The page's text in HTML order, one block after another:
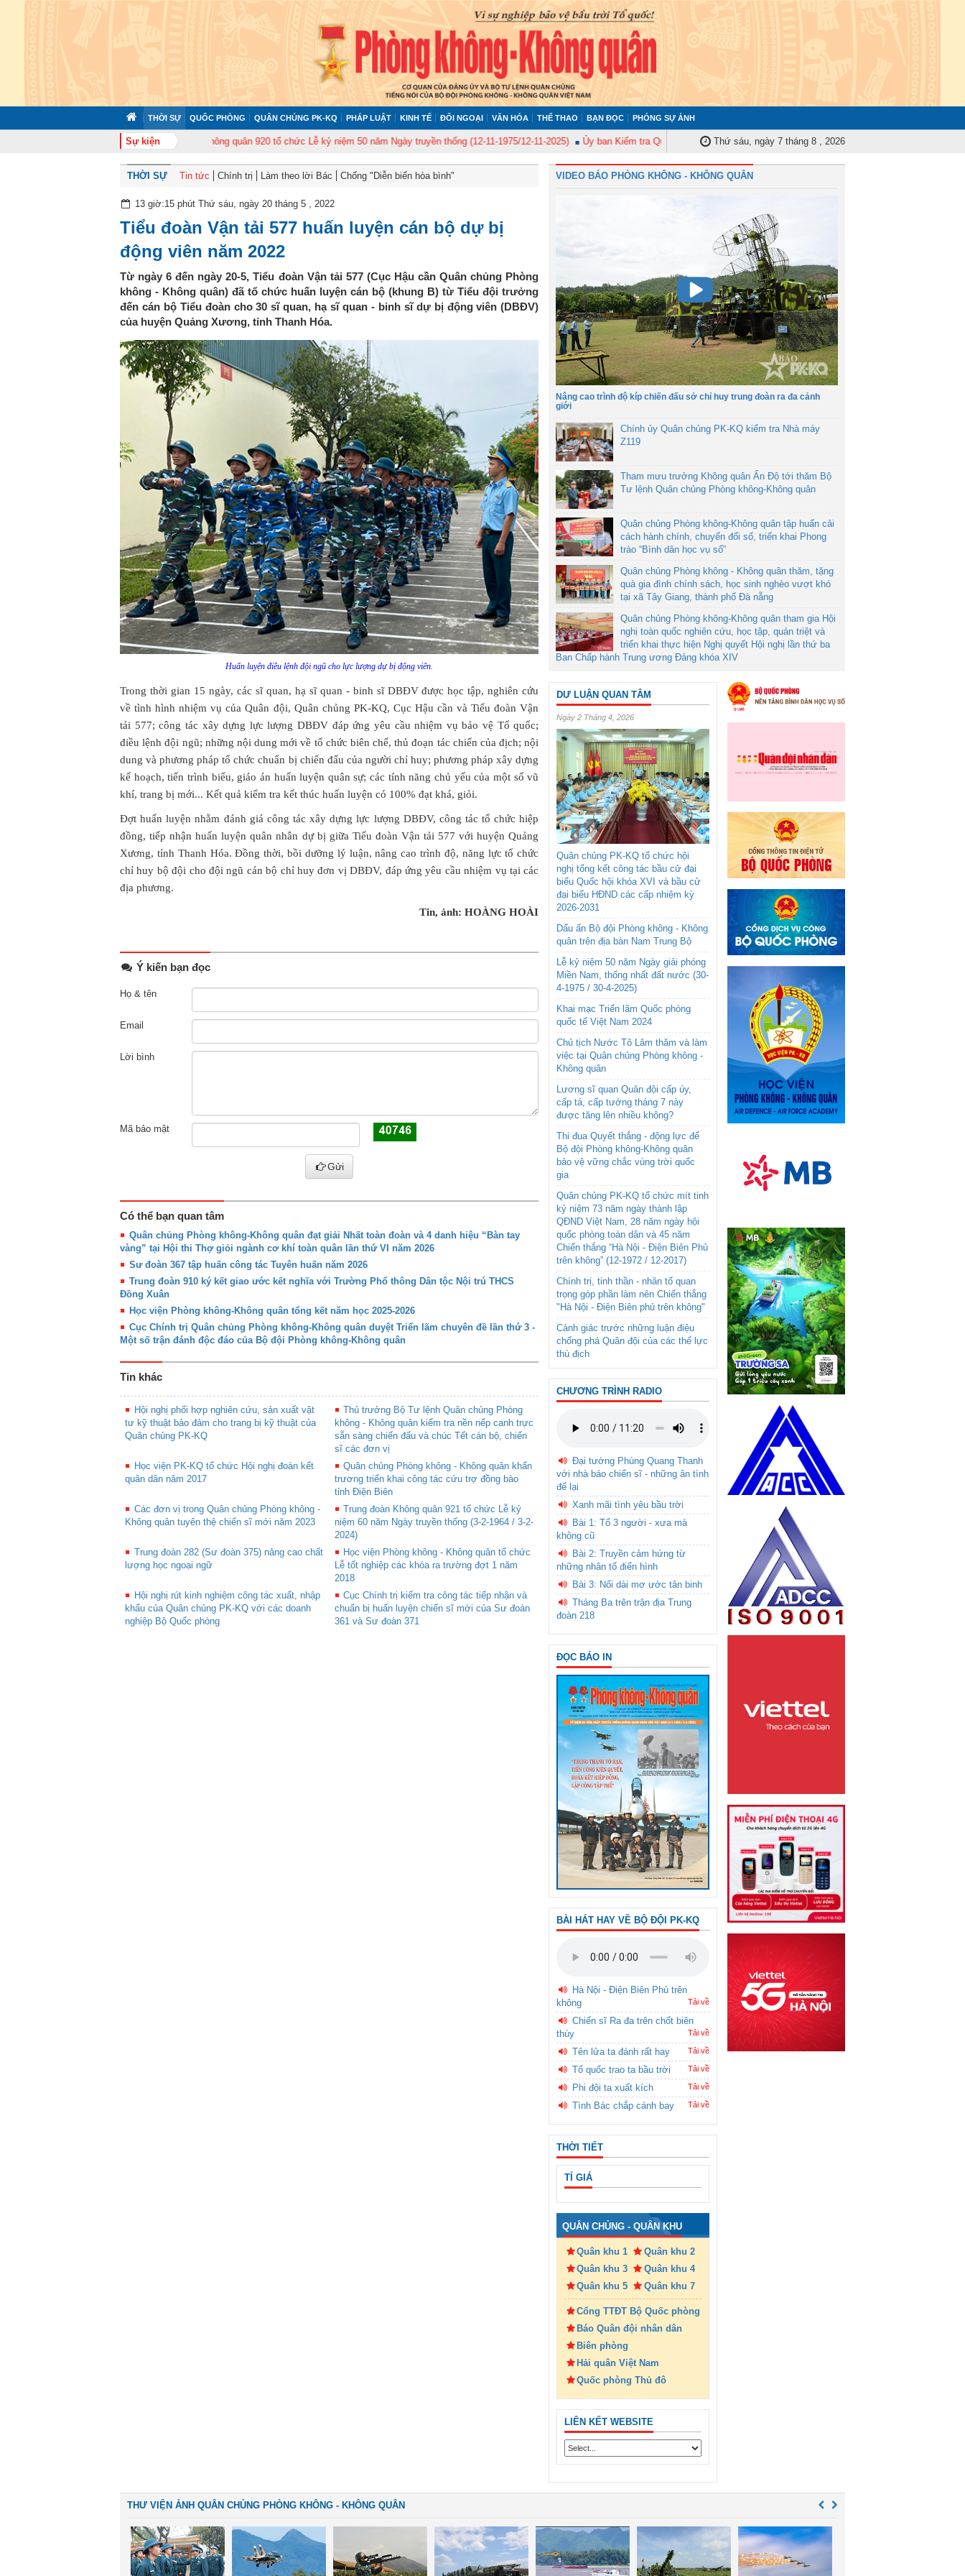
THỜI SỰ QUỐC PHÒNG QUÂN CHỦNG PK-KQ PHÁP LUẬT KINH TẾ ĐỐI NGOẠI VĂN HÓA THỂ THAO BẠN ĐỌC PHÓNG SỰ ẢNH
Sự kiện
Trung đoàn Không quân 920 tổ chức Lễ kỷ niệm 50 năm Ngày truyền thống (12-11-1975/12-11-2025) Ủy ban Kiểm tra Quân ủy Trung ương tập huấn nghiệp vụ công tác kiểm tra, giám sát năm 2025
Thứ sáu, ngày 7 tháng 8 , 2026
THỜI SỰ Tin tức Chính trị Làm theo lời Bác Chống "Diễn biến hòa bình"
13 giờ:15 phút Thứ sáu, ngày 20 tháng 5 , 2022
Tiểu đoàn Vận tải 577 huấn luyện cán bộ dự bị
động viên năm 2022
Từ ngày 6 đến ngày 20-5, Tiểu đoàn Vận tải 577 (Cục Hậu cần Quân chủng Phòng
không - Không quân) đã tổ chức huấn luyện cán bộ (khung B) từ Tiểu đội trưởng
đến cán bộ Tiểu đoàn cho 30 sĩ quan, hạ sĩ quan - binh sĩ dự bị động viên (DBĐV)
của huyện Quảng Xương, tỉnh Thanh Hóa.
Huấn luyện điều lệnh đội ngũ cho lực lượng dự bị động viên.
Trong thời gian 15 ngày, các sĩ quan, hạ sĩ quan - binh sĩ DBĐV được học tập, nghiên cứu
về tình hình nhiệm vụ của Quân đội, Quân chủng PK-KQ, Cục Hậu cần và Tiểu đoàn Vận
tải 577; công tác xây dựng lực lượng DBĐV đáp ứng yêu cầu nhiệm vụ bảo vệ Tổ quốc;
điều lệnh đội ngũ; những nội dung mới về tổ chức biên chế, thủ đoạn tác chiến của địch; nội
dung và phương pháp tổ chức chuẩn bị chiến đấu của người chỉ huy; phương pháp xây dựng
kế hoạch, tiến trình biểu, giáo án huấn luyện quân sự; các tính năng chủ yếu của một số vũ
khí, trang bị mới... Kết quả kiểm tra kết thúc huấn luyện có 100% đạt khá, giỏi.
Đợt huấn luyện nhằm đánh giá công tác xây dựng lực lượng DBĐV, công tác tổ chức hiệp
đồng, tiếp nhận huấn luyện quân nhân dự bị giữa Tiểu đoàn Vận tải 577 với huyện Quảng
Xương, tỉnh Thanh Hóa. Đồng thời, bồi dưỡng lý luận, nâng cao trình độ, năng lực tổ chức
chỉ huy bộ đội cho đội ngũ cán bộ chỉ huy đơn vị DBĐV, đáp ứng yêu cầu nhiệm vụ tại các
địa phương.
Tin, ảnh: HOÀNG HOÀI
Ý kiến bạn đọc
Họ & tên
Email
Lời bình
Mã bảo mật
Gửi
Có thể bạn quan tâm
Quân chủng Phòng không-Không quân đạt giải Nhất toàn đoàn và 4 danh hiệu “Bàn tay
vàng” tại Hội thi Thợ giỏi ngành cơ khí toàn quân lần thứ VI năm 2026
Sư đoàn 367 tập huấn công tác Tuyên huấn năm 2026
Trung đoàn 910 ký kết giao ước kết nghĩa với Trường Phổ thông Dân tộc Nội trú THCS
Đồng Xuân
Học viện Phòng không-Không quân tổng kết năm học 2025-2026
Cục Chính trị Quân chủng Phòng không-Không quân duyệt Triển lãm chuyên đề lần thứ 3 -
Một số trận đánh độc đáo của Bộ đội Phòng không-Không quân
Tin khác
Hội nghị phối hợp nghiên cứu, sản xuất vật
tư kỹ thuật bảo đảm cho trang bị kỹ thuật của
Quân chủng PK-KQ
Thủ trưởng Bộ Tư lệnh Quân chủng Phòng
không - Không quân kiểm tra nền nếp canh trực
sẵn sàng chiến đấu và chúc Tết cán bộ, chiến
sĩ các đơn vị
Học viện PK-KQ tổ chức Hội nghị đoàn kết
quân dân năm 2017
Quân chủng Phòng không - Không quân khẩn
trương triển khai công tác cứu trợ đồng bào
tỉnh Điện Biên
Các đơn vị trong Quân chủng Phòng không -
Không quân tuyên thệ chiến sĩ mới năm 2023
Trung đoàn Không quân 921 tổ chức Lễ kỷ
niệm 60 năm Ngày truyền thống (3-2-1964 / 3-2-
2024)
Trung đoàn 282 (Sư đoàn 375) nâng cao chất
lượng học ngoại ngữ
Học viện Phòng không - Không quân tổ chức
Lễ tốt nghiệp các khóa ra trường đợt 1 năm
2018
Hội nghị rút kinh nghiệm công tác xuất, nhập
khẩu của Quân chủng PK-KQ với các doanh
nghiệp Bộ Quốc phòng
Cục Chính trị kiểm tra công tác tiếp nhận và
chuẩn bị huấn luyện chiến sĩ mới của Sư đoàn
361 và Sư đoàn 371
VIDEO BÁO PHÒNG KHÔNG - KHÔNG QUÂN
Nâng cao trình độ kíp chiến đấu sở chỉ huy trung đoàn ra đa cảnh
giới
Chính ủy Quân chủng PK-KQ kiểm tra Nhà máy
Z119
Tham mưu trưởng Không quân Ấn Độ tới thăm Bộ
Tư lệnh Quân chủng Phòng không-Không quân
Quân chủng Phòng không-Không quân tập huấn cải
cách hành chính, chuyển đổi số, triển khai Phong
trào “Bình dân học vụ số”
Quân chủng Phòng không - Không quân thăm, tặng
quà gia đình chính sách, học sinh nghèo vượt khó
tại xã Tây Giang, thành phố Đà nẵng
Quân chủng Phòng không-Không quân tham gia Hội
nghị toàn quốc nghiên cứu, học tập, quán triệt và
triển khai thực hiện Nghị quyết Hội nghị lần thứ ba
Ban Chấp hành Trung ương Đảng khóa XIV
DƯ LUẬN QUAN TÂM
Ngày 2 Tháng 4, 2026
Quân chủng PK-KQ tổ chức hội
nghị tổng kết công tác bầu cử đại
biểu Quốc hội khóa XVI và bầu cử
đại biểu HĐND các cấp nhiệm kỳ
2026-2031
Dấu ấn Bộ đội Phòng không - Không
quân trên địa bàn Nam Trung Bộ
Lễ kỷ niệm 50 năm Ngày giải phóng
Miền Nam, thống nhất đất nước (30-
4-1975 / 30-4-2025)
Khai mạc Triển lãm Quốc phòng
quốc tế Việt Nam 2024
Chủ tịch Nước Tô Lâm thăm và làm
việc tại Quân chủng Phòng không -
Không quân
Lương sĩ quan Quân đội cấp úy,
cấp tá, cấp tướng tháng 7 này
được tăng lên nhiều không?
Thi đua Quyết thắng - động lực để
Bộ đội Phòng không-Không quân
bảo vệ vững chắc vùng trời quốc
gia
Quân chủng PK-KQ tổ chức mít tinh
kỷ niệm 73 năm ngày thành lập
QĐND Việt Nam, 28 năm ngày hội
quốc phòng toàn dân và 45 năm
Chiến thắng “Hà Nội - Điện Biên Phủ
trên không” (12-1972 / 12-2017)
Chính trị, tinh thần - nhân tố quan
trọng góp phần làm nên Chiến thắng
"Hà Nội - Điện Biên phủ trên không"
Cảnh giác trước những luận điệu
chống phá Quân đội của các thế lực
thù địch
CHƯƠNG TRÌNH RADIO
Đại tướng Phùng Quang Thanh
với nhà báo chiến sĩ - những ân tình
để lại
Xanh mãi tình yêu bầu trời
Bài 1: Tổ 3 người - xưa mà
không cũ
Bài 2: Truyền cảm hứng từ
những nhân tố điển hình
Bài 3: Nối dài mơ ước tân binh
Tháng Ba trên trận địa Trung
đoàn 218
ĐỌC BÁO IN
BÀI HÁT HAY VỀ BỘ ĐỘI PK-KQ
Hà Nội - Điện Biên Phủ trên
không
Tải về
Chiến sĩ Ra đa trên chốt biên
thùy
Tải về
Tên lửa ta đánh rất hay Tải về
Tổ quốc trao ta bầu trời Tải về
Phi đội ta xuất kích Tải về
Tình Bác chắp cánh bay Tải về
THỜI TIẾT
TỈ GIÁ
QUÂN CHỦNG - QUÂN KHU
Quân khu 1
Quân khu 2
Quân khu 3
Quân khu 4
Quân khu 5
Quân khu 7
Cổng TTĐT Bộ Quốc phòng
Báo Quân đội nhân dân
Biên phòng
Hải quân Việt Nam
Quốc phòng Thủ đô
LIÊN KẾT WEBSITE
THƯ VIỆN ẢNH QUÂN CHỦNG PHÒNG KHÔNG - KHÔNG QUÂN